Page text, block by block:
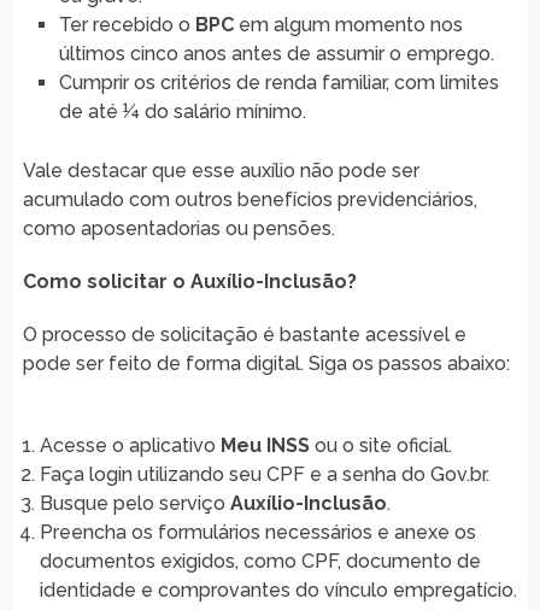
Ter recebido o BPCem algum momento nos
últimos cinco anos antes de assumir o emprego.
Cumprir os critérios de renda familiar, com limites
de até ¼ do salário mínimo.
Vale destacar que esse auxílio não pode ser
acumulado com outros benefícios previdenciários,
como aposentadorias ou pensões.
Como solicitar o Auxílio-Inclusão?
O processo de solicitação é bastante acessível e
pode ser feito de forma digital. Siga os passos abaixo:
Acesse o aplicativo Meu INSSou o site oficial.
Faça login utilizando seu CPF e a senha do Gov.br.
Busque pelo serviço Auxílio-Inclusão.
Preencha os formulários necessários e anexe os
documentos exigidos, como CPF, documento de
identidade e comprovantes do vínculo empregatício.